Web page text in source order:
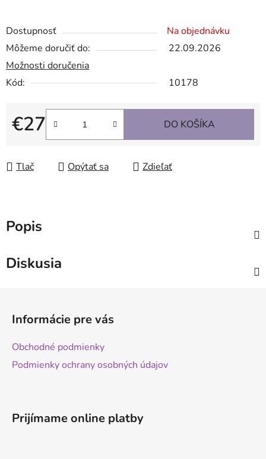
Dostupnosť
Na objednávku
Môžeme doručiť do:
22.09.2026
Možnosti doručenia
Kód:
10178
€27
Jednotková cena:
DO KOŠÍKA
Tlač Opýtať sa Zdieľať
Popis
Diskusia
Informácie pre vás
Obchodné podmienky
Podmienky ochrany osobných údajov
Prijímame online platby